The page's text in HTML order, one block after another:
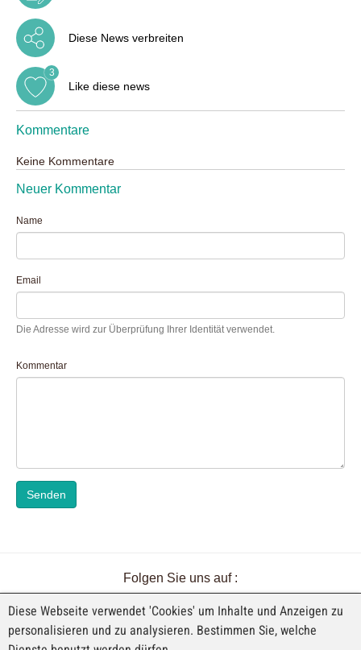
Diese News verbreiten
Like diese news
3
Kommentare
Keine Kommentare
Neuer Kommentar
Name
Email
Die Adresse wird zur Überprüfung Ihrer Identität verwendet.
Kommentar
Senden
Folgen Sie uns auf :
Diese Webseite verwendet 'Cookies' um Inhalte und Anzeigen zu
personalisieren und zu analysieren. Bestimmen Sie, welche